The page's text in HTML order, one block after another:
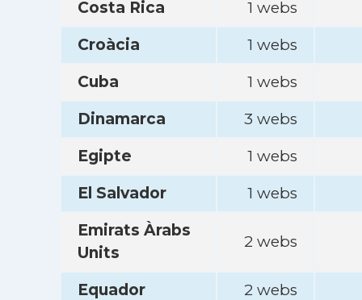
Costa Rica
1 webs
Croàcia
1 webs
Cuba
1 webs
Dinamarca
3 webs
Egipte
1 webs
El Salvador
1 webs
Emirats Àrabs
Units
2 webs
Equador
2 webs